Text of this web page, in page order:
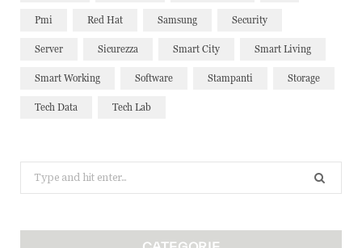
Pmi Red Hat Samsung Security
Server Sicurezza Smart City Smart Living
Smart Working Software Stampanti Storage
Tech Data Tech Lab
Search
for: